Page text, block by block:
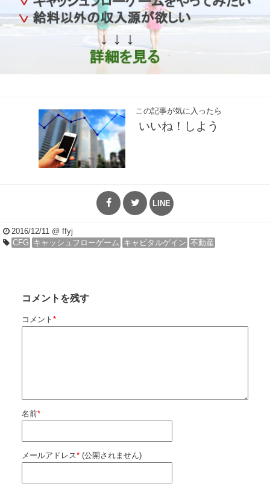
この記事が気に入ったら
いいね！しよう
LINE
2016/12/11 @ ffyj
CFG キャッシュフローゲーム キャピタルゲイン 不動産
コメントを残す
コメント *
名前*
メールアドレス*(公開されません)